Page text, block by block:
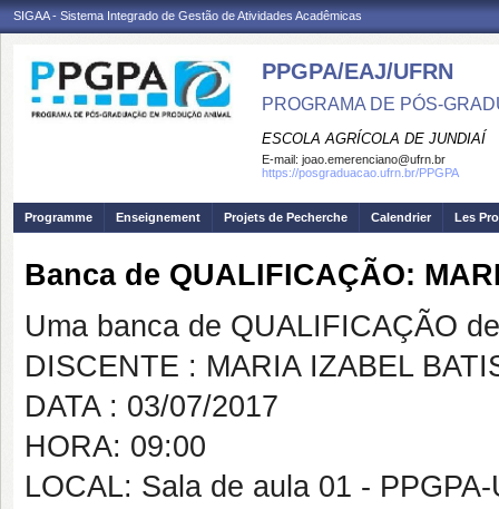
SIGAA - Sistema Integrado de Gestão de Atividades Acadêmicas
PPGPA/EAJ/UFRN
PROGRAMA DE PÓS-
ESCOLA AGRÍCOLA DE JUNDIAÍ
E-mail: joao.emerenciano@ufrn.br
https://posgraduacao.ufrn.br/PPGPA
Programme Enseignement Projets de Pecherche Calendrier Les
Banca de QUALIFICAÇÃO:
Uma banca de QUALIFICAÇÃO
DISCENTE : MARIA IZABEL
DATA : 03/07/2017
HORA: 09:00
LOCAL: Sala de aula 01 -